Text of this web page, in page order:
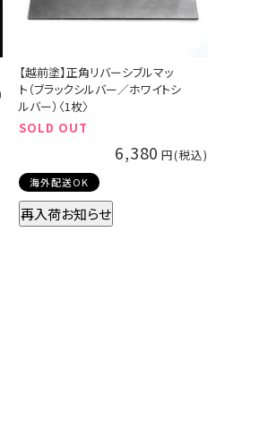
【越前塗】正角リバーシブルマッ
ト（ブラックシルバー／ホワイトシ
ルバー）〈1枚〉
SOLD OUT
6,380
海外配送OK
再入荷お知らせ